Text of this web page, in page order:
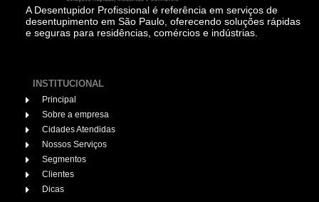
A Desentupidor Profissional é referência em serviços de
desentupimento em São Paulo, oferecendo soluções rápidas
e seguras para residências, comércios e indústrias.
INSTITUCIONAL
Principal
Sobre a empresa
Cidades Atendidas
Nossos Serviços
Segmentos
Clientes
Dicas